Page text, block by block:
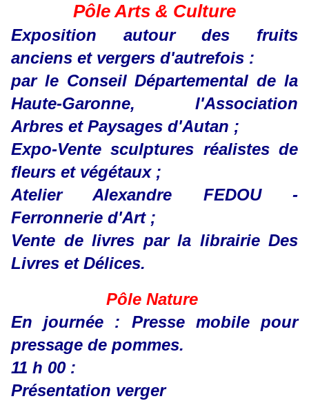
Pôle Arts & Culture
Exposition autour des fruits
anciens et vergers d'autrefois :
par le Conseil Départemental de la
Haute-Garonne, l'Association
Arbres et Paysages d'Autan ;
Expo-Vente sculptures réalistes de
fleurs et végétaux ;
Atelier Alexandre FEDOU -
Ferronnerie d'Art ;
Vente de livres par la librairie Des
Livres et Délices.
Pôle Nature
En journée : Presse mobile pour
pressage de pommes.
11 h 00 :
Présentation verger